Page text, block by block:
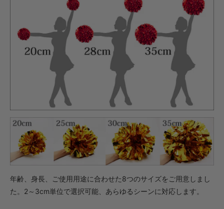
年齢、身長、ご使用用途に合わせた8つのサイズをご用意しまし
た。2～3cm単位で選択可能、あらゆるシーンに対応します。